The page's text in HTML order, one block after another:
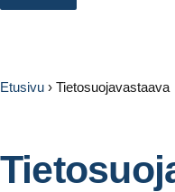
Etusivu › Tietosuojavastaava